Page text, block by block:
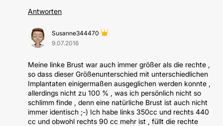
Antworten
Susanne344470
9.07.2016
Meine linke Brust war auch immer größer als die rechte ,
so dass dieser Größenunterschied mit unterschiedlichen
Implantaten einigermaßen ausgeglichen werden konnte ,
allerdings nicht zu 100 % , was ich persönlich nicht so
schlimm finde , denn eine natürliche Brust ist auch nicht
immer identisch ;-) Ich habe links 350cc und rechts 440
cc und obwohl rechts 90 cc mehr ist , füllt die rechte